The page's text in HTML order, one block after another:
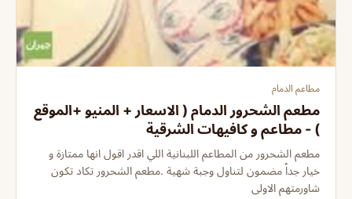
مطاعم الدمام
مطعم الشحرور الدمام ( الاسعار + المنيو +الموقع
) - مطاعم و كافيهات الشرقية
مطعم الشحرور من المطاعم اللبنانية اللي اقدر اقول انها ممتازة و
خيار جداً مضمون لتناول وجبة شهية .مطعم الشحرور تكاد تكون
شاورمتهم الاولى